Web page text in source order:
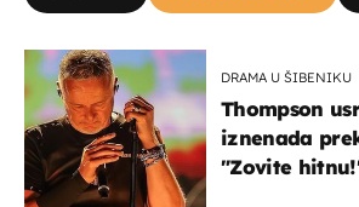
DRAMA U ŠIBENIKU
Thompson
iznenada
"Zovite